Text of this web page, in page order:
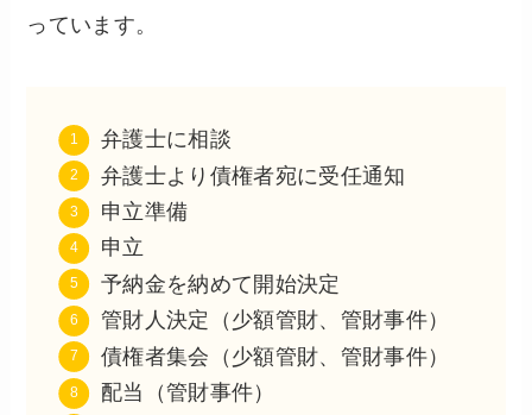
っています。
弁護士に相談
弁護士より債権者宛に受任通知
申立準備
申立
予納金を納めて開始決定
管財人決定（少額管財、管財事件）
債権者集会（少額管財、管財事件）
配当（管財事件）